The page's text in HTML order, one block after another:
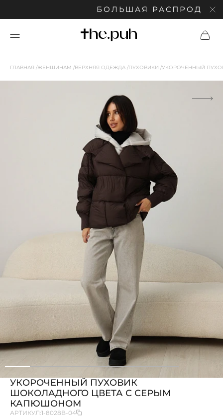
БОЛЬШАЯ РАСПРОДАЖА:
ГЛАВНАЯ ЖЕНЩИНАМ ВЕРХНЯЯ ОДЕЖДА ПУХОВИКИ УКОРОЧЕННЫЙ
УКОРОЧЕННЫЙ ПУХОВИК
ШОКОЛАДНОГО ЦВЕТА С СЕРЫМ
КАПЮШОНОМ
АРТИКУЛ:1-8028B-04